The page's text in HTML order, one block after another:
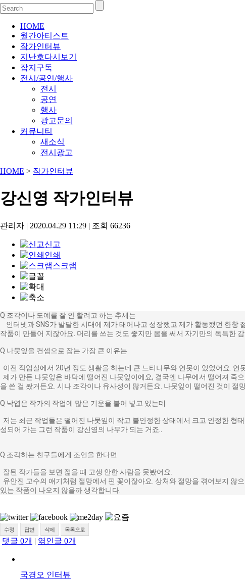
HOME
월간아티스트
작가인터뷰
지난호다시보기
잡지구독
전시/공연/행사
전시
공연
행사
광고문의
커뮤니티
새소식
전시광고
HOME > 작가인터뷰
강신영 작가인터뷰
관리자 | 2020.04.29 11:29 | 조회 66236
신고
인쇄
스크랩
Q 조각이나 도예를 잘 안 할려고 하는 추세는
인터넷과 SNS가 발달한 시대에 제가 태어나고 성장했고 제가 활동했던 한창
작품이 만들어 지잖아요. 머리를 쓰는 것도 좋지만 몸을 써서 자기만의 독특한
Q 나뭇잎을 컨셉으로 잡는 가장 큰 이유는
이전 작업실에서 20년 정도 생활을 하는데 큰 느티나무와 연못이 있었어요.
제가 만든 나뭇잎은 바닥에 떨어진 나뭇잎이에요, 결국엔 나무에서 떨어져 죽
을 쓴 걸 봤거든요. 시나 조각이나 유사성이 많거든요. 나뭇잎이 떨어진 것이
Q 낙엽은 작가의 작업에 많은 기운을 불어 넣고 있는데
저는 최근 작업들은 떨어진 나뭇잎이 작고 불안정한 상태에서 크고 안정한 형
성되어 가는 그런 작품이 강신영의 나무가 되는 거죠..
Q 조각하는 친구들에게 조언을 한다면
잘된 작가들을 보면 젊을 때 고생 안한 사람을 못봤어요.
유안진 교수의 얘기처럼 절망에서 핀 꽃이잖아요. 상처와 절망을 겪어보지 않
있는 작품이 나오지 않을까 생각합니다.
수정 답변 삭제 목록으로
댓글 0개 | 엮인글 0개
국경오 인터뷰